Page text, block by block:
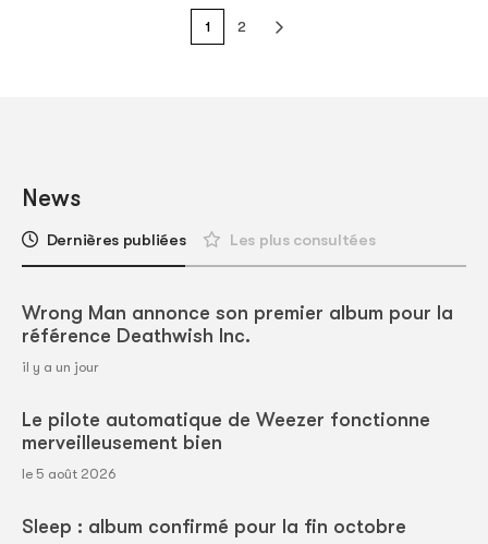
1 2
News
Dernières publiées Les plus consultées
Wrong Man annonce son premier album pour la
référence Deathwish Inc.
il y a un jour
Le pilote automatique de Weezer fonctionne
merveilleusement bien
le 5 août 2026
Sleep : album confirmé pour la fin octobre